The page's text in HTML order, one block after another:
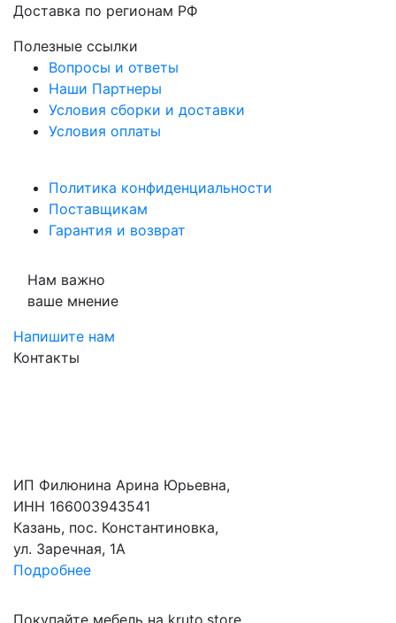
Доставка по регионам РФ
Полезные ссылки
Вопросы и ответы
Наши Партнеры
Условия сборки и доставки
Условия оплаты
Политика конфиденциальности
Поставщикам
Гарантия и возврат
Нам важно
ваше мнение
Напишите нам
Контакты
ИП Филюнина Арина Юрьевна,
ИНН 166003943541
Казань, пос. Константиновка,
ул. Заречная, 1А
Подробнее